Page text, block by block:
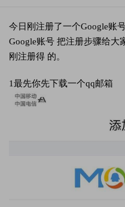
今日刚注册了一个Google账
Google账号 把注册步骤给大
刚注册得 的。
1最先你先下载一个qq邮箱